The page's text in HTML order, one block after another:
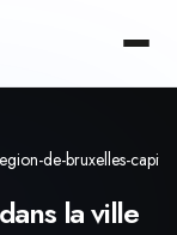
de-bruxelles-
la ville